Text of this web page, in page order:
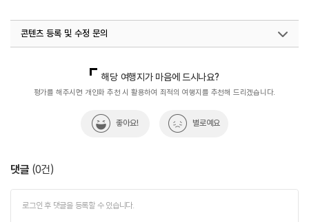
콘텐츠 등록 및 수정 문의
해당 여행지가 마음에 드시나요?
평가를 해주시면 개인화 추천 시 활용하여 최적의 여행지를 추천해 드리겠습니다.
좋아요! 별로예요
댓글 (0건)